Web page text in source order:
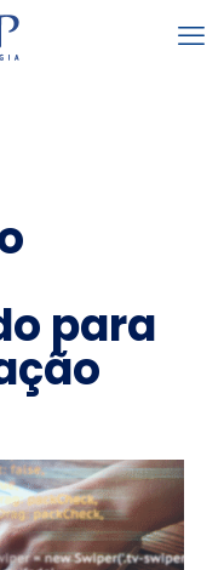
para